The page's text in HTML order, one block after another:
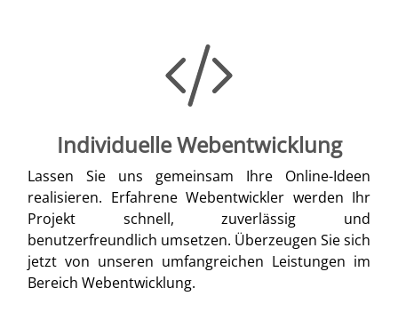
Individuelle Webentwicklung
Lassen Sie uns gemeinsam Ihre Online-Ideen
realisieren. Erfahrene Webentwickler werden Ihr
Projekt schnell, zuverlässig und
benutzerfreundlich umsetzen. Überzeugen Sie sich
jetzt von unseren umfangreichen Leistungen im
Bereich Webentwicklung.